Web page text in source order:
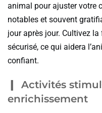
animal pour ajuster votre
notables et souvent
jour après jour. Cultivez
sécurisé, ce qui aidera
confiant.
Activités
enrichissement